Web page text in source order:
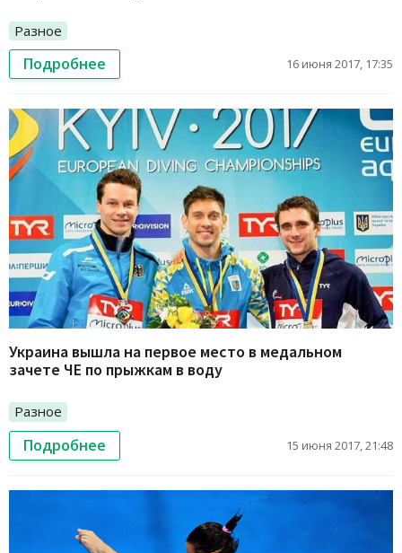
Разное
Подробнее 16 июня 2017, 17:35
Украина вышла на первое место в медальном
зачете ЧЕ по прыжкам в воду
Разное
Подробнее 15 июня 2017, 21:48